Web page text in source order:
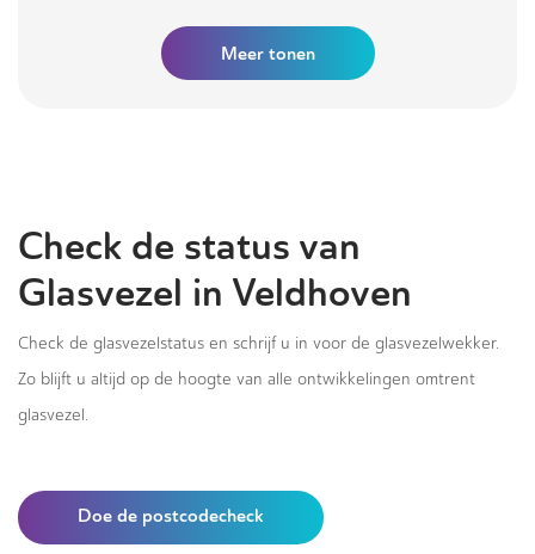
Meer tonen
Check de status van
Glasvezel in Veldhoven
Check de glasvezelstatus en schrijf u in voor de glasvezelwekker.
Zo blijft u altijd op de hoogte van alle ontwikkelingen omtrent
glasvezel.
Doe de postcodecheck